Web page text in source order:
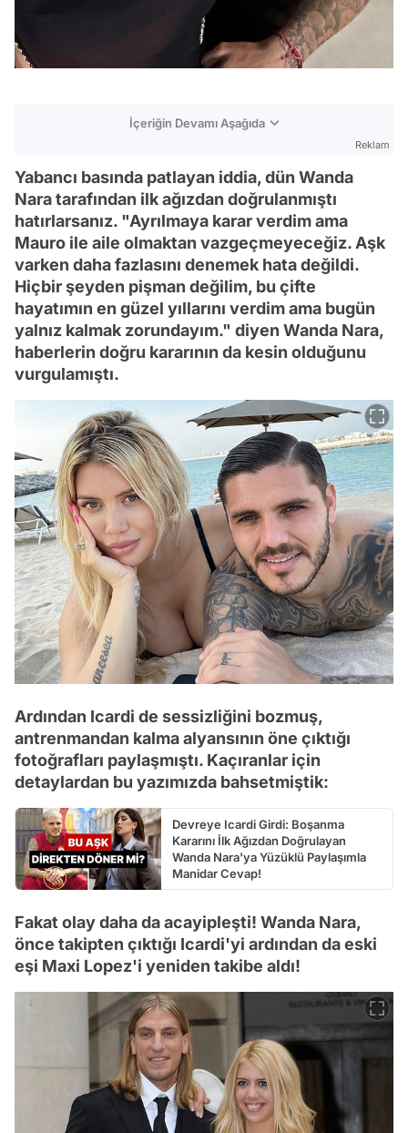
İçeriğin Devamı Aşağıda
Reklam
Yabancı basında patlayan iddia, dün Wanda
Nara tarafından ilk ağızdan doğrulanmıştı
hatırlarsanız. "Ayrılmaya karar verdim ama
Mauro ile aile olmaktan vazgeçmeyeceğiz. Aşk
varken daha fazlasını denemek hata değildi.
Hiçbir şeyden pişman değilim, bu çifte
hayatımın en güzel yıllarını verdim ama bugün
yalnız kalmak zorundayım." diyen Wanda Nara,
haberlerin doğru kararının da kesin olduğunu
vurgulamıştı.
Ardından Icardi de sessizliğini bozmuş,
antrenmandan kalma alyansının öne çıktığı
fotoğrafları paylaşmıştı. Kaçıranlar için
detaylardan bu yazımızda bahsetmiştik:
Devreye Icardi Girdi: Boşanma
Kararını İlk Ağızdan Doğrulayan
Wanda Nara'ya Yüzüklü Paylaşımla
Manidar Cevap!
Fakat olay daha da acayipleşti! Wanda Nara,
önce takipten çıktığı Icardi'yi ardından da eski
eşi Maxi Lopez'i yeniden takibe aldı!